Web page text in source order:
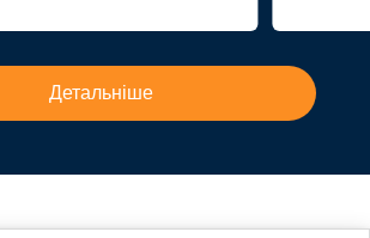
Детальніше